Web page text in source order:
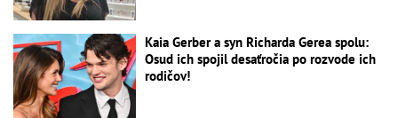
Kaia Gerber a syn Richarda Gerea spolu:
Osud ich spojil desaťročia po rozvode ich
rodičov!